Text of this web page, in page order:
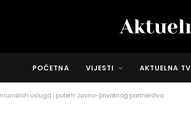
POČETNA VIJESTI AKTUELNA TV
usluga i putem Javno-privatnog partnerstva